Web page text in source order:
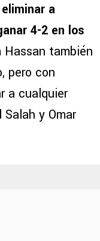
a
4-2 en los
Hassan también
pero con
a cualquier
y Omar